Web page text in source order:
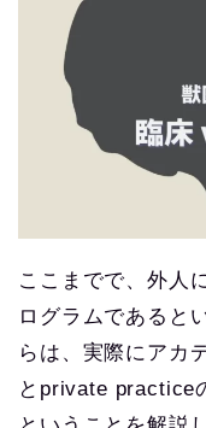
ここまでで、外人
ログラムであると
らは、実際にアカ
とprivate practice